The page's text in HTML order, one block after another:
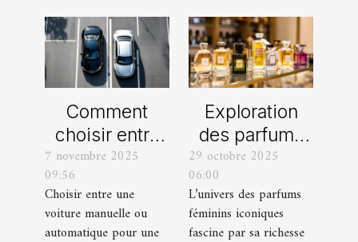
Comment
choisir entre
une voiture
manuelle ou
automatique
pour votre
7 novembre 2025
09:56
Choisir entre une
voiture manuelle ou
automatique pour une
Exploration
des parfums
féminins
iconiques et
leurs
variations
29 octobre 2025
06:00
L’univers des parfums
féminins iconiques
fascine par sa richesse